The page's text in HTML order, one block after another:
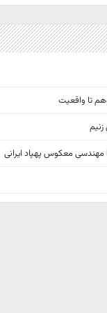
تا واقعیت